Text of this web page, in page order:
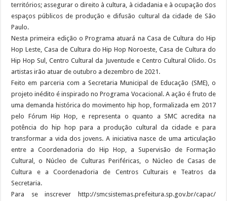
territórios; assegurar o direito à cultura, à cidadania e à ocupação dos
espaços públicos de produção e difusão cultural da cidade de São
Paulo.
Nesta primeira edição o Programa atuará na Casa de Cultura do Hip
Hop Leste, Casa de Cultura do Hip Hop Noroeste, Casa de Cultura do
Hip Hop Sul, Centro Cultural da Juventude e Centro Cultural Olido. Os
artistas irão atuar de outubro a dezembro de 2021.
Feito em parceria com a Secretaria Municipal de Educação (SME), o
projeto inédito é inspirado no Programa Vocacional. A ação é fruto de
uma demanda histórica do movimento hip hop, formalizada em 2017
pelo Fórum Hip Hop, e representa o quanto a SMC acredita na
potência do hip hop para a produção cultural da cidade e para
transformar a vida dos jovens. A iniciativa nasce de uma articulação
entre a Coordenadoria do Hip Hop, a Supervisão de Formação
Cultural, o Núcleo de Culturas Periféricas, o Núcleo de Casas de
Cultura e a Coordenadoria de Centros Culturais e Teatros da
Secretaria.
Para se inscrever http://smcsistemas.prefeitura.sp.gov.br/capac/